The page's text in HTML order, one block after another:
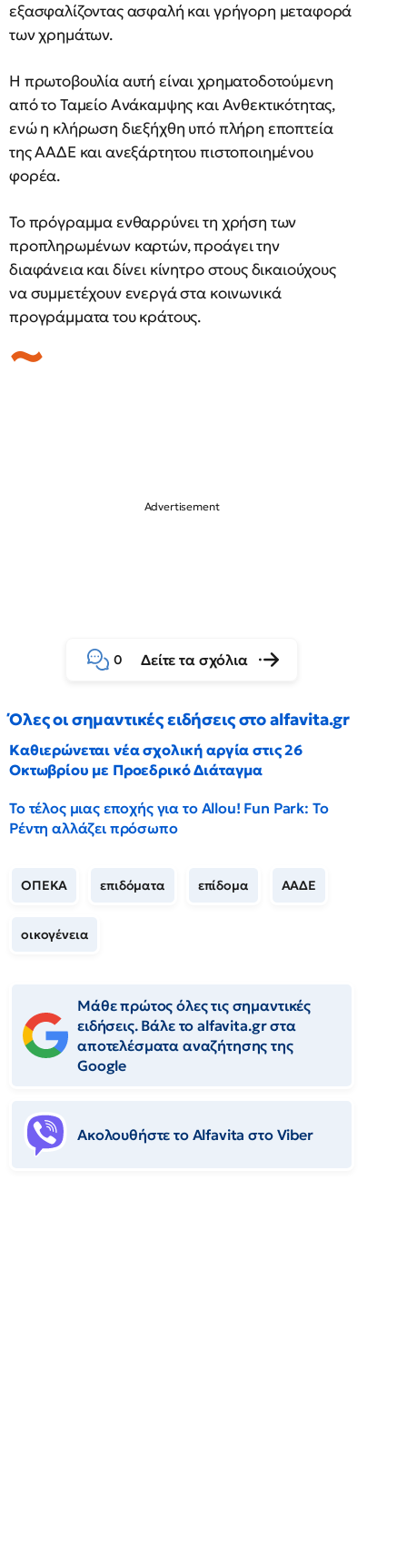
εξασφαλίζοντας ασφαλή και γρήγορη μεταφορά
των χρημάτων.
Η πρωτοβουλία αυτή είναι χρηματοδοτούμενη
από το Ταμείο Ανάκαμψης και Ανθεκτικότητας,
ενώ η κλήρωση διεξήχθη υπό πλήρη εποπτεία
της ΑΑΔΕ και ανεξάρτητου πιστοποιημένου
φορέα.
Το πρόγραμμα ενθαρρύνει τη χρήση των
προπληρωμένων καρτών, προάγει την
διαφάνεια και δίνει κίνητρο στους δικαιούχους
να συμμετέχουν ενεργά στα κοινωνικά
προγράμματα του κράτους.
0 Δείτε τα σχόλια
Όλες οι σημαντικές ειδήσεις στο alfavita.gr
Καθιερώνεται νέα σχολική αργία στις 26
Οκτωβρίου με Προεδρικό Διάταγμα
Το τέλος μιας εποχής για το Allou! Fun Park: Το
Ρέντη αλλάζει πρόσωπο
ΟΠΕΚΑ επιδόματα επίδομα ΑΑΔΕ
οικογένεια
Μάθε πρώτος όλες τις σημαντικές
ειδήσεις. Βάλε το alfavita.gr στα
αποτελέσματα αναζήτησης της
Google
Ακολουθήστε το Αlfavita στο Viber